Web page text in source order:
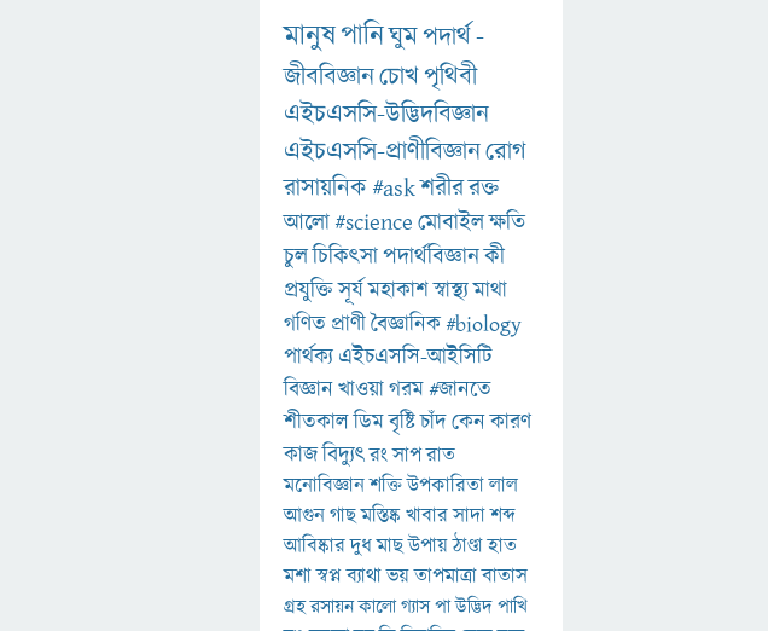
মানুষপানিঘুমপদার্থ-
জীববিজ্ঞানচোখপৃথিবী
এইচএসসি-উদ্ভিদবিজ্ঞান
এইচএসসি-প্রাণীবিজ্ঞানরোগ
রাসায়নিক#askশরীররক্ত
আলো#scienceমোবাইলক্ষতি
চুলচিকিৎসাপদার্থবিজ্ঞানকী
প্রযুক্তিসূর্যমহাকাশস্বাস্থ্যমাথা
গণিত প্রাণীবৈজ্ঞানিক#biology
পার্থক্য এইচএসসি-আইসিটি
বিজ্ঞানখাওয়াগরম#জানতে
শীতকালডিমবৃষ্টিচাঁদকেনকারণ
কাজবিদ্যুৎরংসাপরাত
মনোবিজ্ঞানশক্তিউপকারিতালাল
আগুনগাছমস্তিষ্কখাবারসাদাশব্দ
আবিষ্কারদুধমাছউপায়ঠাণ্ডাহাত
মশাস্বপ্নব্যাথাভয়তাপমাত্রাবাতাস
গ্রহরসায়নকালোগ্যাসপাউদ্ভিদপাখি